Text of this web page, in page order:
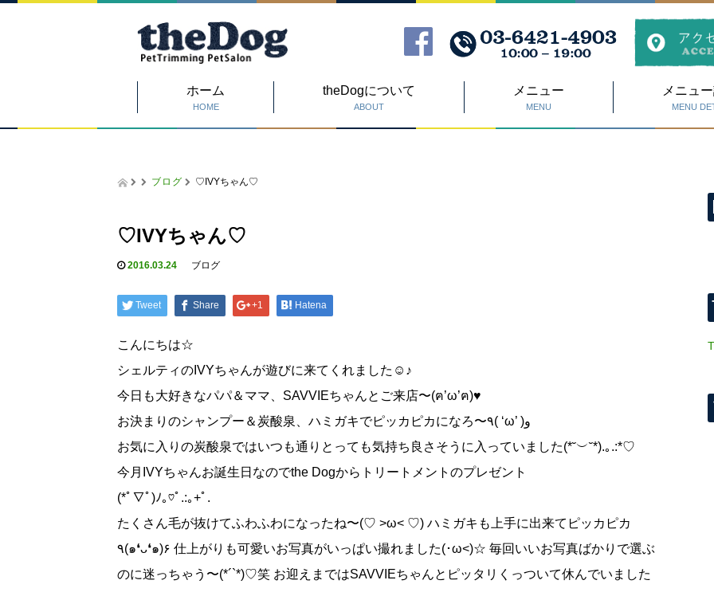
ホーム
HOME
theDogについて
ABOUT
メニュー
MENU
メニュ
MENU
ブログ ♡IVYちゃん♡
♡IVYちゃん♡
2016.03.24 ブログ
Tweet Share +1 Hatena
こんにちは☆
シェルティのIVYちゃんが遊びに来てくれました☺♪
今日も大好きなパパ＆ママ、SAVVIEちゃんとご来店〜(ฅ’ω’ฅ)​♥
お決まりのシャンプー＆炭酸泉、ハミガキでピッカピカになろ〜٩( ‘ω’ )و
お気に入りの炭酸泉ではいつも通りとっても気持ち良さそうに入っていました(*˘︶˘*).｡.:*♡
今月IVYちゃんお誕生日なのでthe Dogからトリートメントのプレゼント
(*ﾟ∇ﾟ)ﾉ｡♡ﾟ.:｡+ﾟ.
たくさん毛が抜けてふわふわになったね〜(♡ >ω< ♡) ハミガキも上手に出来てピッカピカ
٩(๑❛ᴗ❛๑)۶ 仕上がりも可愛いお写真がいっぱい撮れました(･ω<)☆ 毎回いいお写真ばかりで選ぶ
のに迷っちゃう〜(*´`*)♡笑 お迎えまではSAVVIEちゃんとピッタリくっついて休んでいました